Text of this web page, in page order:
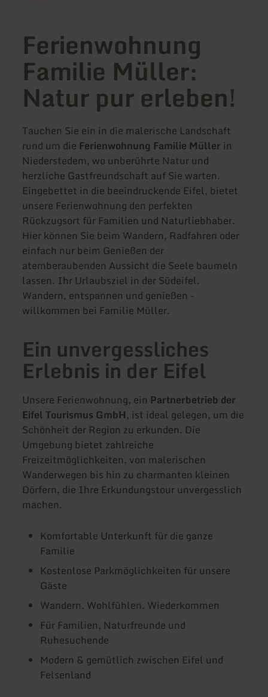
Ferienwohnung
Familie Müller:
Natur pur erleben!
Tauchen Sie ein in die malerische Landschaft
rund um die Ferienwohnung Familie Müller in
Niederstedem, wo unberührte Natur und
herzliche Gastfreundschaft auf Sie warten.
Eingebettet in die beeindruckende Eifel, bietet
unsere Ferienwohnung den perfekten
Rückzugsort für Familien und Naturliebhaber.
Hier können Sie beim Wandern, Radfahren oder
einfach nur beim Genießen der
atemberaubenden Aussicht die Seele baumeln
lassen. Ihr Urlaubsziel in der Südeifel.
Wandern, entspannen und genießen -
willkommen bei Familie Müller.
Ein unvergessliches
Erlebnis in der Eifel
Unsere Ferienwohnung, ein Partnerbetrieb der
Eifel Tourismus GmbH, ist ideal gelegen, um die
Schönheit der Region zu erkunden. Die
Umgebung bietet zahlreiche
Freizeitmöglichkeiten, von malerischen
Wanderwegen bis hin zu charmanten kleinen
Dörfern, die Ihre Erkundungstour unvergesslich
machen.
Komfortable Unterkunft für die ganze
Familie
Kostenlose Parkmöglichkeiten für unsere
Gäste
Wandern. Wohlfühlen. Wiederkommen
Für Familien, Naturfreunde und
Ruhesuchende
Modern & gemütlich zwischen Eifel und
Felsenland